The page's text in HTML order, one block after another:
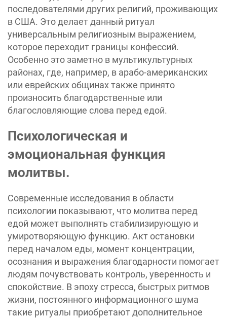
последователями других религий, проживающих
в США. Это делает данный ритуал
универсальным религиозным выражением,
которое переходит границы конфессий.
Особенно это заметно в мультикультурных
районах, где, например, в арабо-американских
или еврейских общинах также принято
произносить благодарственные или
благословляющие слова перед едой.
Психологическая и
эмоциональная функция
молитвы.
Современные исследования в области
психологии показывают, что молитва перед
едой может выполнять стабилизирующую и
умиротворяющую функцию. Акт остановки
перед началом еды, момент концентрации,
осознания и выражения благодарности помогает
людям почувствовать контроль, уверенность и
спокойствие. В эпоху стресса, быстрых ритмов
жизни, постоянного информационного шума
такие ритуалы приобретают дополнительное